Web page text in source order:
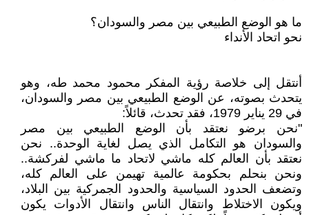
ما هو الوضع الطبيعي بين مصر والسودان؟
نحو اتحاد الأنداء
أنتقل إلى خلاصة رؤية المفكر محمود محمد طه، وهو
يتحدث بصوته، عن الوضع الطبيعي بين مصر والسودان،
في 29 يناير 1979، فقد تحدث، قائلاً:
"نحن برضو نعتقد بأن الوضع الطبيعي بين مصر
والسودان هو التكامل الذي يصل لغاية الوحدة.. نحن
نعتقد بأن العالم كله ماشي لاتحاد ما ماشي لفركشة..
ونحن بنحلم بحكومة عالمية تهيمن على العالم كله،
وتضعف الحدود السياسية والحدود الجمركية بين البلاد،
ويكون الاختلاط وانتقال الناس وانتقال الأدوات يكون